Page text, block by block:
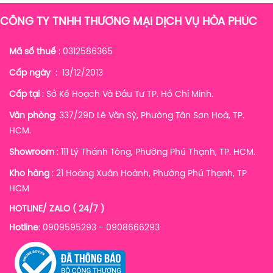
CÔNG TY TNHH THƯƠNG MẠI DỊCH VỤ HÒA PHÚC
Mã số thuế : 0312586365
Cấp ngày: 13/12/2013
Cấp tại : Sở Kế Hoạch Và Đầu Tư TP. Hồ Chí Minh.
Văn phòng: 337/29D Lê Văn Sỹ, Phường Tân Sơn Hoà, TP.
HCM.
Showroom : 111 Lý Thánh Tông, Phường Phú Thạnh, TP. HCM.
Kho hàng : 21 Hoàng Xuân Hoành, Phường Phú Thạnh, TP
HCM
HOTLINE/ ZALO ( 24/7 )
Hotline: 0909595293 - 0908666293